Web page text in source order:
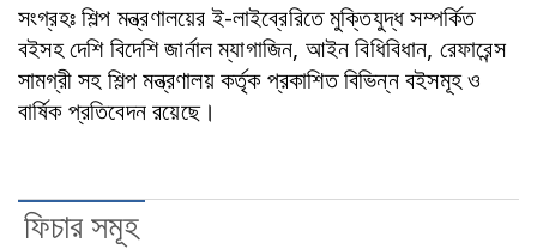
সংগ্রহঃ শিল্প মন্ত্রণালয়ের ই-লাইব্রেরিতে মুক্তিযুদ্ধ সম্পর্কিত
বইসহ দেশি বিদেশি জার্নাল ম্যাগাজিন, আইন বিধিবিধান, রেফারেন্স
সামগ্রী সহ শিল্প মন্ত্রণালয় কর্তৃক প্রকাশিত বিভিন্ন বইসমূহ ও
বার্ষিক প্রতিবেদন রয়েছে।
ফিচার সমূহ